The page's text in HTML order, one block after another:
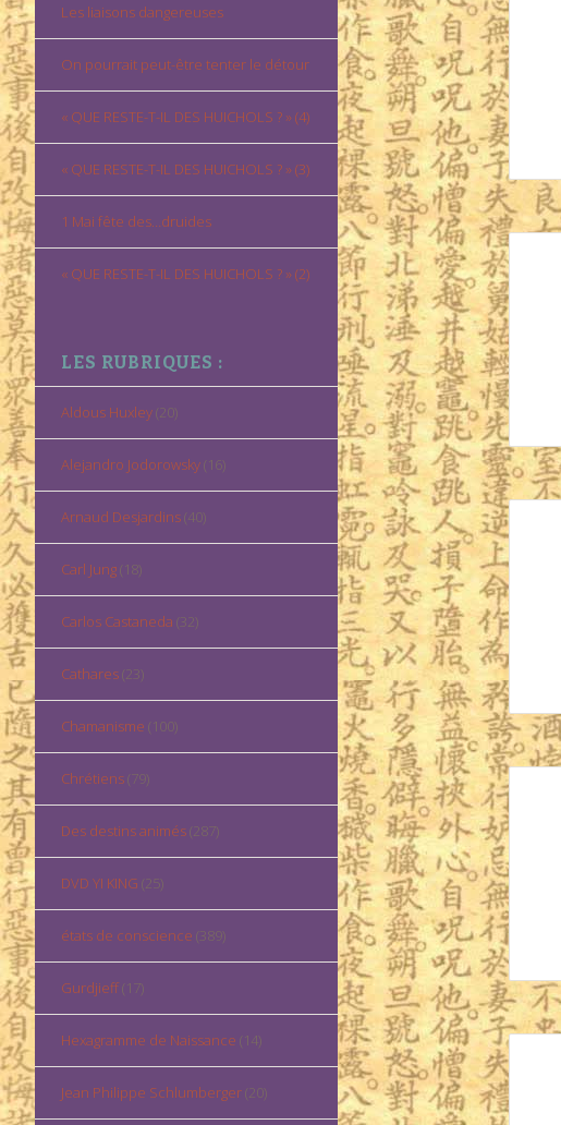
Les liaisons dangereuses
On pourrait peut-être tenter le détour
« QUE RESTE-T-IL DES HUICHOLS ? » (4)
« QUE RESTE-T-IL DES HUICHOLS ? » (3)
1 Mai fête des…druides
« QUE RESTE-T-IL DES HUICHOLS ? » (2)
LES RUBRIQUES :
Aldous Huxley(20)
Alejandro Jodorowsky(16)
Arnaud Desjardins(40)
Carl Jung(18)
Carlos Castaneda (32)
Cathares(23)
Chamanisme (100)
Chrétiens(79)
Des destins animés(287)
DVD YI KING (25)
états de conscience (389)
Gurdjieff(17)
Hexagramme de Naissance (14)
Jean Philippe Schlumberger(20)